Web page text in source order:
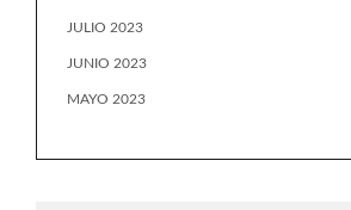
JULIO 2023
JUNIO 2023
MAYO 2023